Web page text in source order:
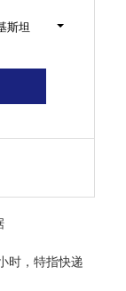
斯坦
时，特指快递